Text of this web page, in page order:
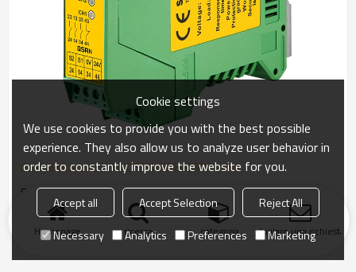
Relè di sicurezza DK-QSRN & DK-QSRP serie
Relè di sicurezza per barriere fotoelettriche di sicurezza Dadisick
Homepage ricerca categoria Inviare una richiesta
Cookie settings
We use cookies to provide you with the best possible
experience. They also allow us to analyze user behavior in
order to constantly improve the website for you.
Accept all Accept Selection
Reject All
Necessary
Analytics Preferences Marketing